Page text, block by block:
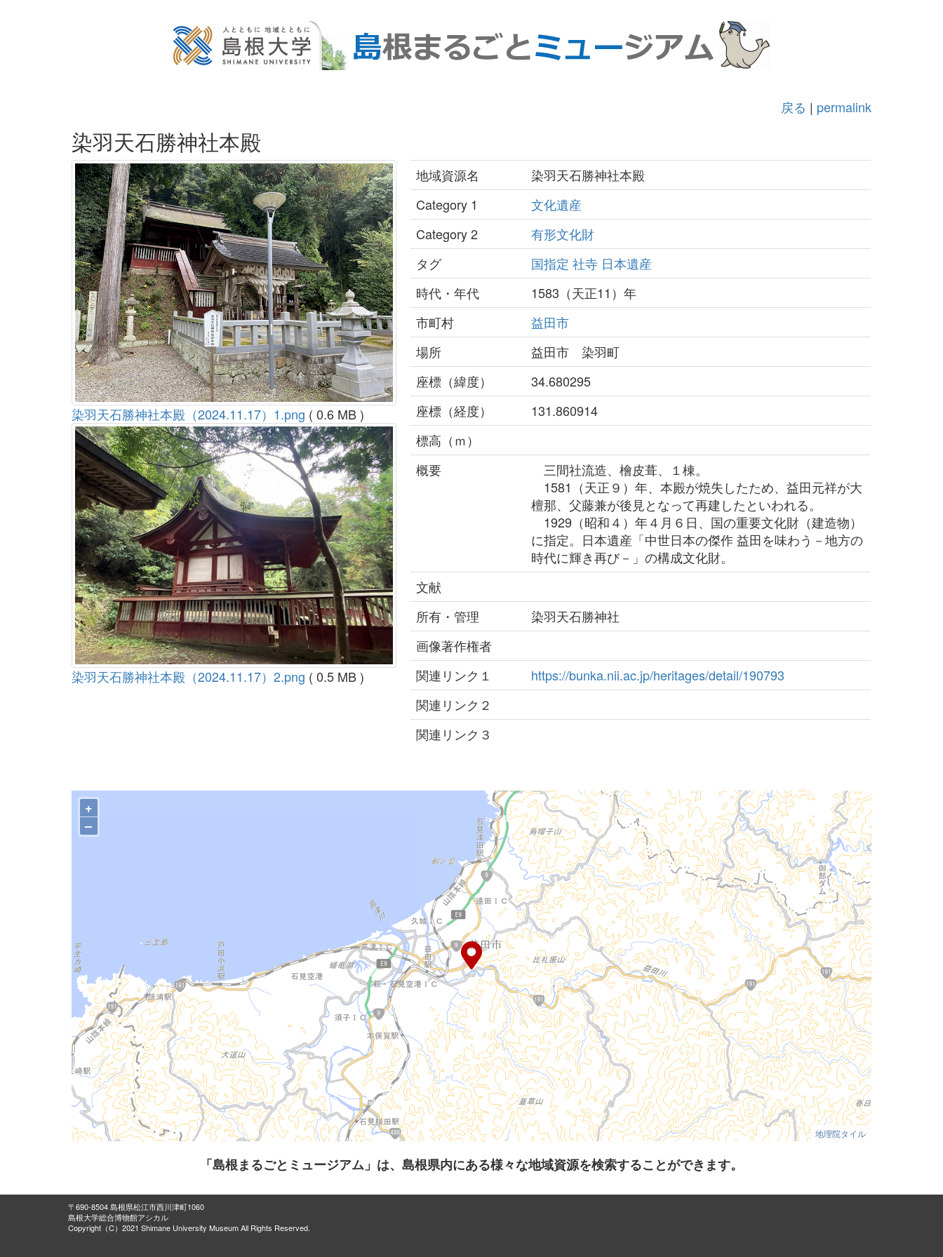
戻る | permalink
染羽天石勝神社本殿
染羽天石勝神社本殿（2024.11.17）1.png ( 0.6 MB )
染羽天石勝神社本殿（2024.11.17）2.png ( 0.5 MB )
地域資源名
染羽天石勝神社本殿
Category 1
文化遺産
Category 2
有形文化財
タグ
国指定 社寺 日本遺産
時代・年代
1583（天正11）年
市町村
益田市
場所
益田市 染羽町
座標（緯度）
34.680295
座標（経度）
131.860914
標高（ｍ）
概要
三間社流造、檜皮葺、１棟。
1581（天正９）年、本殿が焼失したため、益田元祥が大
檀那、父藤兼が後見となって再建したといわれる。
1929（昭和４）年４月６日、国の重要文化財（建造物）
に指定。日本遺産「中世日本の傑作 益田を味わう－地方の
時代に輝き再び－」の構成文化財。
文献
所有・管理
染羽天石勝神社
画像著作権者
関連リンク１
https://bunka.nii.ac.jp/heritages/detail/190793
関連リンク２
関連リンク３
+
–
地理院タイル
「島根まるごとミュージアム」は、島根県内にある様々な地域資源を検索することができます。
〒690-8504 島根県松江市西川津町1060
島根大学総合博物館アシカル
Copyright（C）2021 Shimane University Museum All Rights Reserved.